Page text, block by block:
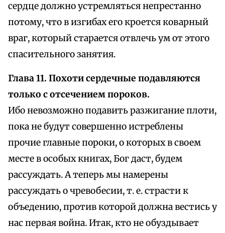
сердце должно устремляться непрестанно
потому, что в изгибах его кроется коварный
враг, который старается отвлечь ум от этого
спасительного занятия.
Глава 11. Похоти сердечные подавляются
только с отсечением пороков.
Ибо невозможно подавить разжигание плоти,
пока не будут совершенно истреблены
прочие главные пороки, о которых в своем
месте в особых книгах, Бог даст, будем
рассуждать. А теперь мы намерены
рассуждать о чревобесии, т. е. страсти к
объедению, против которой должна вестись у
нас первая война. Итак, кто не обуздывает